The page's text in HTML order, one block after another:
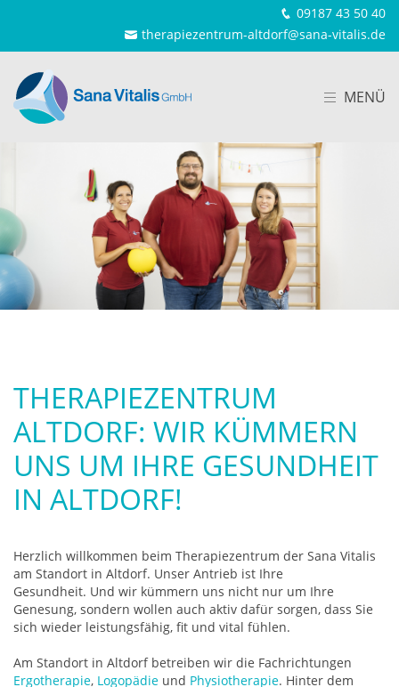
09187 43 50 40
therapiezentrum-altdorf@sana-vitalis.de
MENÜ
THERAPIEZENTRUM
ALTDORF: WIR KÜMMERN
UNS UM IHRE GESUNDHEIT
IN ALTDORF!
Herzlich willkommen beim Therapiezentrum der Sana Vitalis
am Standort in Altdorf. Unser Antrieb ist Ihre
Gesundheit. Und wir kümmern uns nicht nur um Ihre
Genesung, sondern wollen auch aktiv dafür sorgen, dass Sie
sich wieder leistungsfähig, fit und vital fühlen.
Am Standort in Altdorf betreiben wir die Fachrichtungen
Ergotherapie, Logopädie und Physiotherapie. Hinter dem